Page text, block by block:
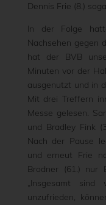
Dennis Frie (8.)
In der Folge
Nachsehen gegen
hat der BVB
Minuten vor der
ausgenutzt und in
Mit drei Treffern
Messe gelesen.
und Bradley Fink
Nach der Pause
und erneut Frie
Brodner (61.) nur
„Insgesamt
unzufrieden,